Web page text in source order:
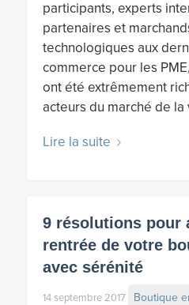
participants, experts
partenaires et
technologiques aux
commerce pour les
ont été extrêmement
acteurs du marché de
Lire la suite
9 résolutions pour
rentrée de votre
avec sérénité
14 septembre 2017 Boutique